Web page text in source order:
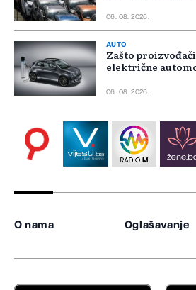
06. 08. 2026.
AUTO
Zašto
električne
06. 08. 2026.
O nama Oglašavanje